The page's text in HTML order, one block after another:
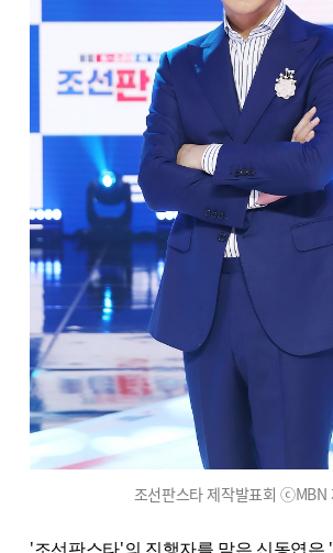
조선판스타 제작발표회 ⓒMBN